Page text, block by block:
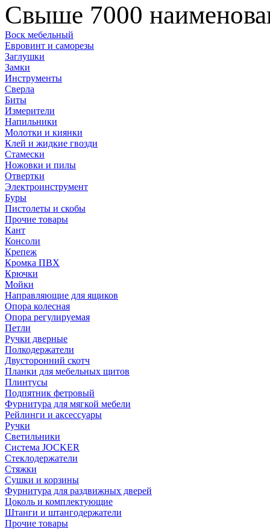
Свыше 7000
Воск мебельный
Евровинт и саморезы
Заглушки
Замки
Инструменты
Сверла
Биты
Измерители
Напильники
Молотки и киянки
Клей и жидкие гвозди
Стамески
Ножовки и пилы
Отвертки
Электроинструмент
Буры
Пистолеты и скобы
Прочие товары
Кант
Консоли
Крепеж
Кромка ПВХ
Крючки
Мойки
Направляющие для ящиков
Опора колесная
Опора регулируемая
Петли
Ручки дверные
Полкодержатели
Двусторонний скотч
Планки для мебельных щитов
Плинтусы
Подпятник фетровый
Фурнитура для мягкой мебели
Рейлинги и аксессуары
Ручки
Светильники
Система JOCKER
Стеклодержатели
Стяжки
Сушки и корзины
Фурнитура для раздвижных дверей
Цоколь и комплектующие
Штанги и штангодержатели
Прочие товары